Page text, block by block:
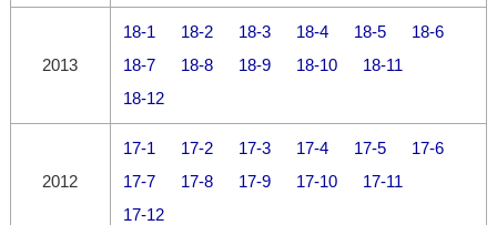
2013
18-1 18-2 18-3 18-4 18-5
18-6
18-7
18-8 18-9 18-10
18-11
18-12
2012
17-1 17-2 17-3 17-4 17-5
17-6
17-7
17-8 17-9 17-10
17-11
17-12